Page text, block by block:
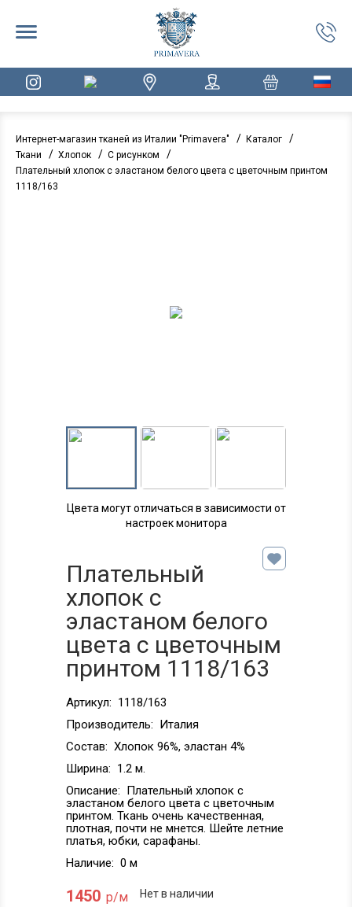
Интернет-магазин тканей из Италии "Primavera" / Каталог /
Ткани / Хлопок / С рисунком /
Плательный хлопок с эластаном белого цвета с цветочным принтом
1118/163
Цвета могут отличаться в зависимости от
настроек монитора
Плательный
хлопок с
эластаном белого
цвета с цветочным
принтом 1118/163
Артикул: 1118/163
Производитель: Италия
Состав: Хлопок 96%, эластан 4%
Ширина: 1.2 м.
Описание: Плательный хлопок с
эластаном белого цвета с цветочным
принтом. Ткань очень качественная,
плотная, почти не мнется. Шейте летние
платья, юбки, сарафаны.
Наличие: 0 м
1450 р/м Нет в наличии